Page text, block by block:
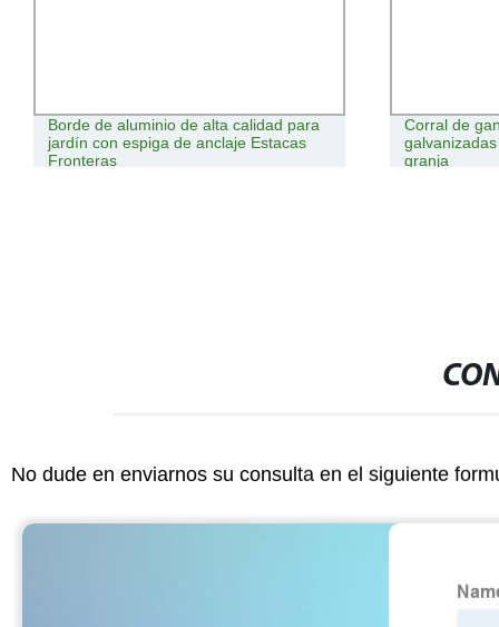
Borde de aluminio de alta calidad para
jardín con espiga de anclaje Estacas
Fronteras
Corral de
granja
No dude en enviarnos su consulta en el siguiente